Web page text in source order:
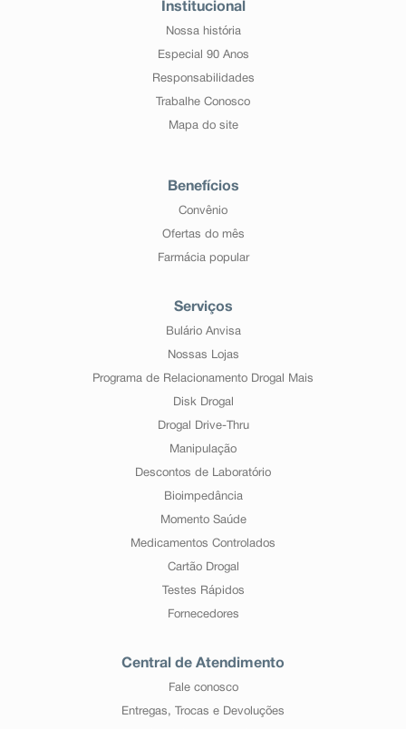
urinar), ginecomastia* (aumento da mama), ideação
Desconhecida: Depressão respiratória.
*Reações relatadas no período pós-comercialização
Atenção: este produto é um medicamento que possui
nova concentração no país e, embora as pesquisas
tenham indicado eficácia e segurança aceitáveis,
mesmo que indicado e utilizado corretamente, podem
ocorrer eventos adversos imprevisíveis ou
Institucional
Nossa história
Especial 90 Anos
Responsabilidades
Trabalhe Conosco
Mapa do site
Benefícios
Convênio
Ofertas do mês
Farmácia popular
Serviços
Bulário Anvisa
Nossas Lojas
Programa de Relacionamento Drogal Mais
Disk Drogal
Drogal Drive-Thru
Manipulação
Descontos de Laboratório
Bioimpedância
Momento Saúde
Medicamentos Controlados
Cartão Drogal
Testes Rápidos
Fornecedores
Central de Atendimento
Fale conosco
Entregas, Trocas e Devoluções